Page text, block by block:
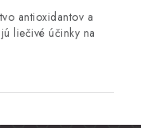
antioxidantov a
liečivé účinky na